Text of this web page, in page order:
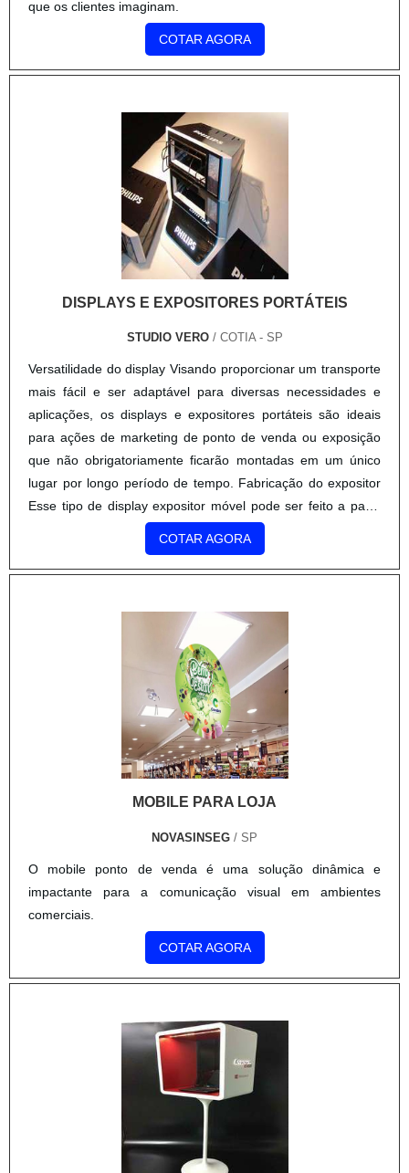
que os clientes imaginam.
COTAR AGORA
DISPLAYS E EXPOSITORES PORTÁTEIS
STUDIO VERO/ COTIA - SP
Versatilidade do display Visando proporcionar um transporte
mais fácil e ser adaptável para diversas necessidades e
aplicações, os displays e expositores portáteis são ideais
para ações de marketing de ponto de venda ou exposição
que não obrigatoriamente ficarão montadas em um único
lugar por longo período de tempo. Fabricação do expositor
Esse tipo de display expositor móvel pode ser feito a partir
de diversas matérias-primas dife....
COTAR AGORA
MOBILE PARA LOJA
NOVASINSEG / SP
O mobile ponto de venda é uma solução dinâmica e
impactante para a comunicação visual em ambientes
comerciais.
COTAR AGORA